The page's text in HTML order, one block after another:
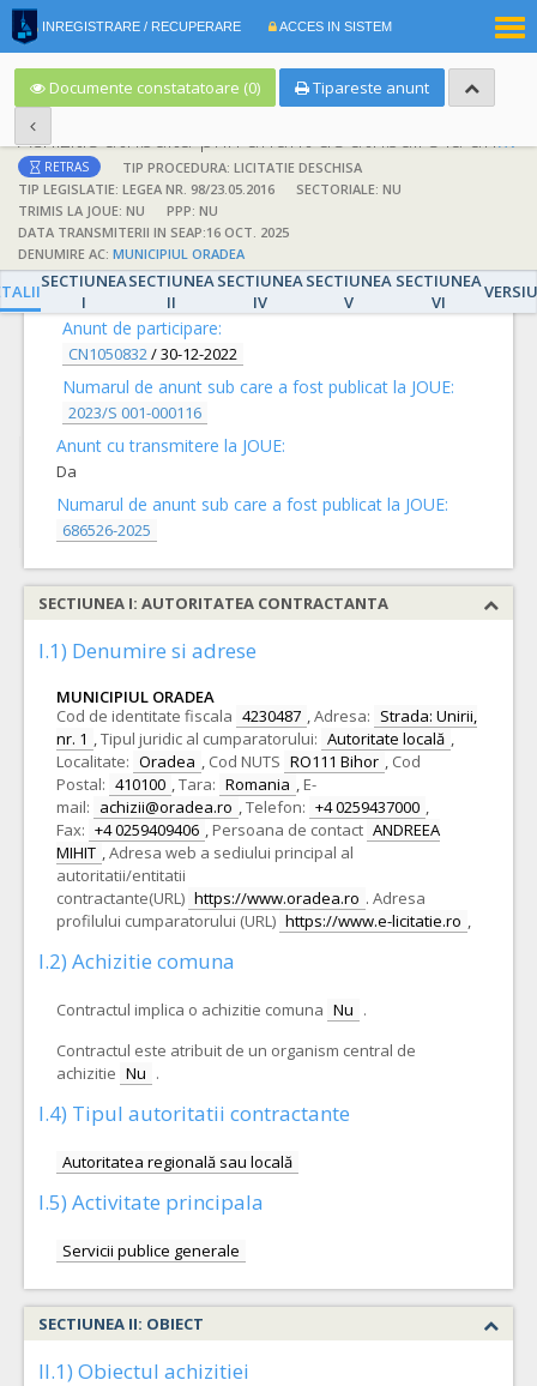
INREGISTRARE / RECUPERARE ACCES IN SISTEM
Documente constatatoare (0) Tipareste anunt
Achizitie atribuita prin anunt de atribuire la anunt de participare
RETRAS
TIP PROCEDURA: LICITATIE DESCHISA
TIP LEGISLATIE: LEGEA NR. 98/23.05.2016
SECTORIALE: NU
TRIMIS LA JOUE: NU
PPP: NU
DATA TRANSMITERII IN SEAP:16 OCT. 2025
DENUMIRE AC: MUNICIPIUL ORADEA
SECTIUNEA
I
SECTIUNEA
II
SECTIUNEA
IV
SECTIUNEA
V
SECTIUNEA
VI
DETALII
Anunt de participare:
CN1050832/30-12-2022
Numarul de anunt sub care a fost publicat la JOUE:
2023/S 001-000116
Anunt cu transmitere la JOUE:
Da
Numarul de anunt sub care a fost publicat la JOUE:
686526-2025
SECTIUNEA I: AUTORITATEA CONTRACTANTA
I.1) Denumire si adrese
MUNICIPIUL ORADEA
Cod de identitate fiscala 4230487 ,Adresa: Strada: Unirii,
nr. 1 ,Tipul juridic al cumparatorului: Autoritate locală ,
Localitate: Oradea , Cod NUTS RO111 Bihor , Cod
Postal: 410100 ,Tara: Romania , E-
mail: achizii@oradea.ro ,Telefon: +4 0259437000 ,
Fax: +4 0259409406 , Persoana de contact ANDREEA
MIHIT ,Adresa web a sediului principal al
autoritatii/entitatii
contractante(URL) https://www.oradea.ro . Adresa
profilului cumparatorului (URL) https://www.e-licitatie.ro ,
I.2) Achizitie comuna
Contractul implica o achizitie comuna Nu .
Contractul este atribuit de un organism central de
achizitie Nu .
I.4) Tipul autoritatii contractante
Autoritatea regională sau locală
I.5) Activitate principala
Servicii publice generale
SECTIUNEA II: OBIECT
II.1) Obiectul achizitiei